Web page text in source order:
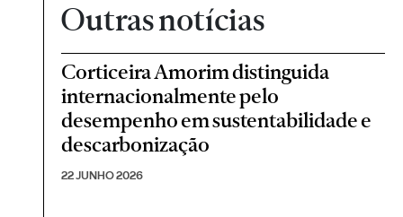
Outras notícias
Corticeira Amorim distinguida
internacionalmente pelo
desempenho em sustentabilidade e
descarbonização
22 JUNHO 2026